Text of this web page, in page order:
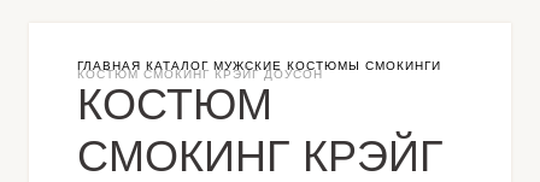
ГЛАВНАЯ КАТАЛОГ МУЖСКИЕ КОСТЮМЫ СМОКИНГИ
КОСТЮМ СМОКИНГ КРЭЙГ ДОУСОН
КОСТЮМ
СМОКИНГ КРЭЙГ